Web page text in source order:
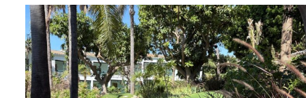
exclusiva agenda social.